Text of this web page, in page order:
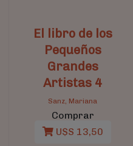
El libro de los
Pequeños
Grandes
Artistas 4
Sanz, Mariana
Comprar
U$S 13,50